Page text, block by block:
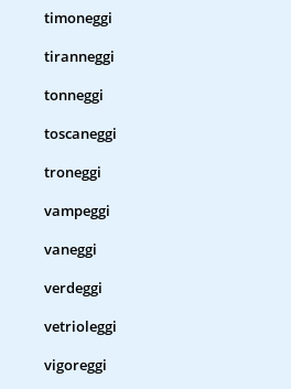
timoneggi
tiranneggi
tonneggi
toscaneggi
troneggi
vampeggi
vaneggi
verdeggi
vetrioleggi
vigoreggi